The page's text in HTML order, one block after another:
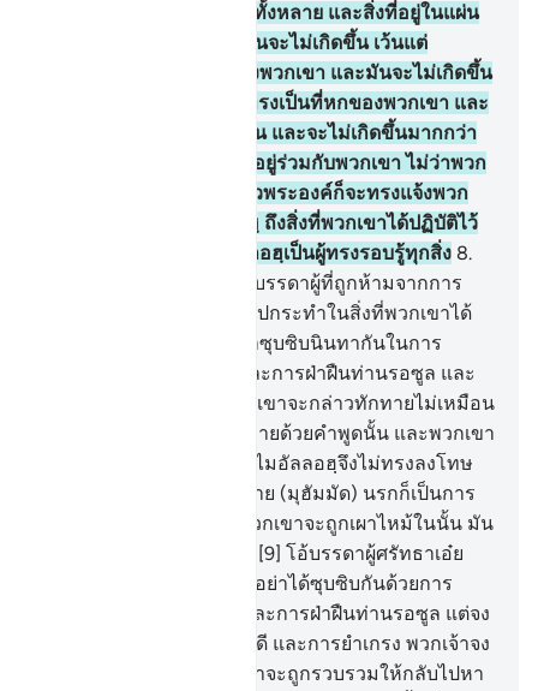
ทรงรอบรู้สิ่งที่อยู่ในชั้นฟ้าทั้งหลาย และสิ่งที่อยู่ในแผ่น
ดิน การซุบซิบกันในสามคนจะไม่เกิดขึ้น เว้นแต่
พระองค์จะทรงเป็นที่สี่ของพวกเขา และมันจะไม่เกิดขึ้น
ในห้าคน เว้นแต่พระองค์ทรงเป็นที่หกของพวกเขา และ
มันจะไม่เกิดขึ้นน้อยกว่านั้น และจะไม่เกิดขึ้นมากกว่า
นั้น เว้นแต่พระองค์จะทรงอยู่ร่วมกับพวกเขา ไม่ว่าพวก
เขาจะอยู่ในแห่งหนใด แล้วพระองค์ก็จะทรงแจ้งพวก
เขาให้ทราบในวันกิยามะฮฺ ถึงสิ่งที่พวกเขาได้ปฏิบัติไว้
(ในโลกดุนยา) แท้จริงอัลลอฮฺเป็นผู้ทรงรอบรู้ทุกสิ่ง 8.
[8] เจ้าไม่เห็นดอกหรือว่า บรรดาผู้ที่ถูกห้ามจากการ
ซุบซิบ แล้วพวกเขาก็กลับไปกระทำในสิ่งที่พวกเขาได้
ถูกห้ามเอาไว้ และพวกเขาซุบซิบนินทากันในการ
ทำบาปและการเป็นศัตรูและการฝ่าฝืนท่านรอซูล และ
เมื่อพวกเขามาหาเจ้า พวกเขาจะกล่าวทักทายไม่เหมือน
กับที่อัลลอฮฺทรงกล่าวทักทายด้วยคำพูดนั้น และพวกเขา
กล่าวในหมู่พวกเขาว่า ทำไมอัลลอฮฺจึงไม่ทรงลงโทษ
เราตามที่เราได้กล่าวทักทาย (มุฮัมมัด) นรกก็เป็นการ
พอเพียงแก่พวกเขาแล้ว พวกเขาจะถูกเผาไหม้ในนั้น มัน
[9] โอ้บรรดาผู้ศรัทธาเอ๋ย
เมื่อพวกเจ้าซุบซิบต่อกัน ก็อย่าได้ซุบซิบกันด้วยการ
ทำบาปและการเป็นศัตรู และการฝ่าฝืนท่านรอซูล แต่จง
ซุบซิบกันเพื่อการทำความดี และการยำเกรง พวกเจ้าจง
ยำเกรงอัลลอฮฺ ผู้ซึ่งพวกเจ้าจะถูกรวบรวมให้กลับไปหา